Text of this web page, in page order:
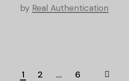
by Real Authentication
1 2 ... 6